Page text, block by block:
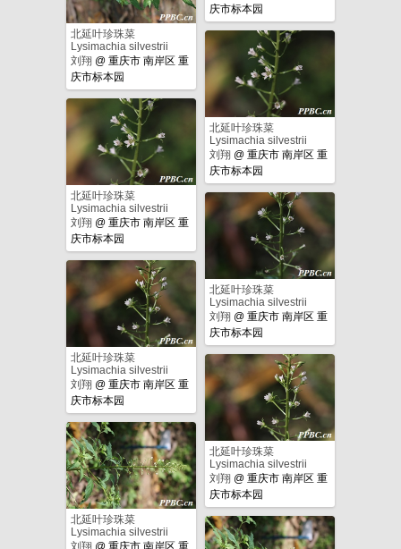
庆市标本园
北延叶珍珠菜
Lysimachia silvestrii
刘翔 @ 重庆市 南岸区 重
庆市标本园
北延叶珍珠菜
Lysimachia silvestrii
刘翔 @ 重庆市 南岸区 重
庆市标本园
北延叶珍珠菜
Lysimachia silvestrii
刘翔 @ 重庆市 南岸区 重
庆市标本园
北延叶珍珠菜
Lysimachia silvestrii
刘翔 @ 重庆市 南岸区 重
庆市标本园
北延叶珍珠菜
Lysimachia silvestrii
刘翔 @ 重庆市 南岸区 重
庆市标本园
北延叶珍珠菜
Lysimachia silvestrii
刘翔 @ 重庆市 南岸区 重
庆市标本园
北延叶珍珠菜
Lysimachia silvestrii
刘翔 @ 重庆市 南岸区 重